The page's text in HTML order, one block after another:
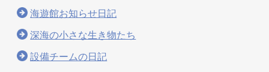
海遊館お知らせ日記
深海の小さな生き物たち
設備チームの日記